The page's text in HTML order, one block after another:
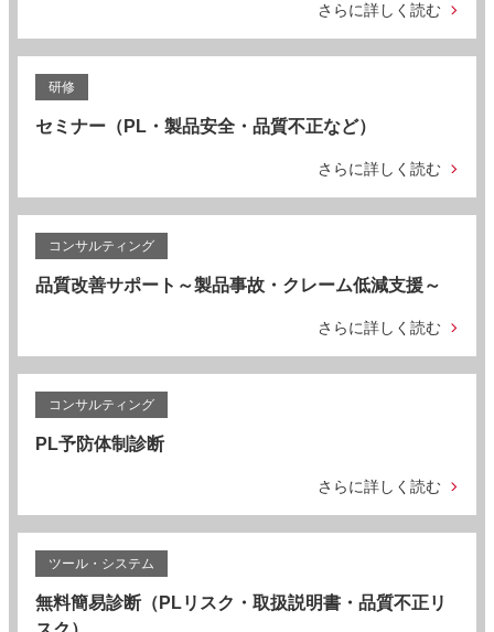
さらに詳しく読む
研修
セミナー（PL・製品安全・品質不正など）
さらに詳しく読む
コンサルティング
品質改善サポート～製品事故・クレーム低減支援～
さらに詳しく読む
コンサルティング
PL予防体制診断
さらに詳しく読む
ツール・システム
無料簡易診断（PLリスク・取扱説明書・品質不正リ